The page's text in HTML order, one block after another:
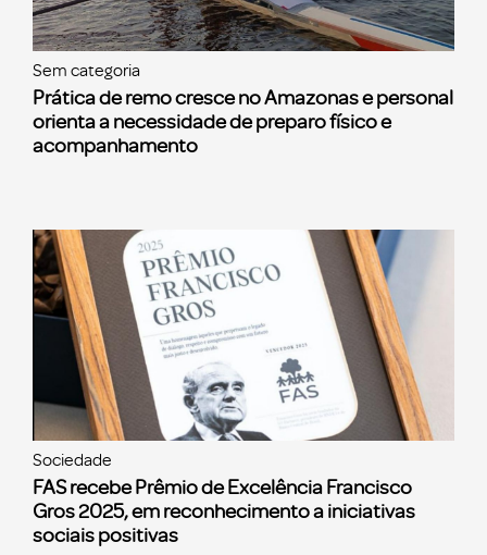
Sem categoria
Prática de remo cresce no Amazonas e personal
orienta a necessidade de preparo físico e
acompanhamento
Sociedade
FAS recebe Prêmio de Excelência Francisco
Gros 2025, em reconhecimento a iniciativas
sociais positivas